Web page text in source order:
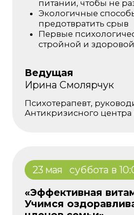
Стоимость
Длительность вебинаров -
Доступ к записи -6 месяцев
Согласие на обработкуперсональных данных
4 000 ₽ / 53 $